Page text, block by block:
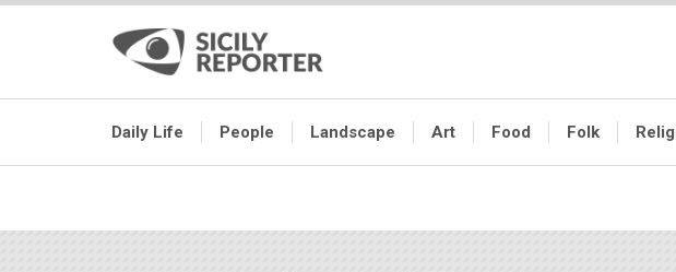
Daily Life People Landscape Art Food Folk